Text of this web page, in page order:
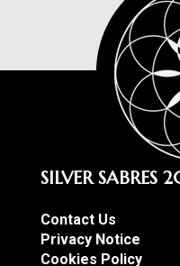
SILVER SABRES
Contact Us
Privacy Notice
Cookies Policy